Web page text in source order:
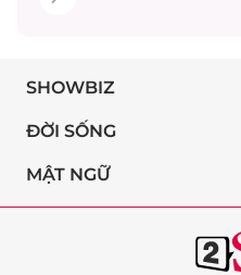
SHOWBIZ
ĐỜI SỐNG
MẬT NGỮ